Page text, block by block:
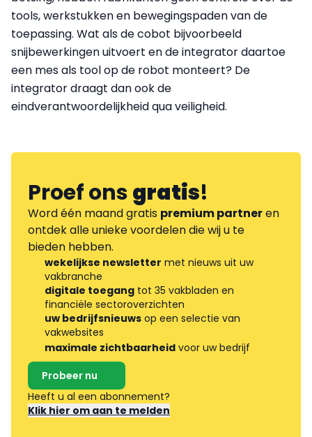
tools, werkstukken en bewegingspaden van de
toepassing. Wat als de cobot bijvoorbeeld
snijbewerkingen uitvoert en de integrator daartoe
een mes als tool op de robot monteert? De
integrator draagt dan ook de
eindverantwoordelijkheid qua veiligheid.
Proef onsgratis!
Word één maand gratis premium partneren
ontdek alle unieke voordelen die wij u te
bieden hebben.
wekelijkse newsletter met nieuws uit uw
vakbranche
digitale toegang tot 35 vakbladen en
financiële sectoroverzichten
uw bedrijfsnieuws op een selectie van
vakwebsites
maximale zichtbaarheid voor uw bedrijf
Probeer nu
Heeft u al een abonnement?
Klik hier om aan te melden